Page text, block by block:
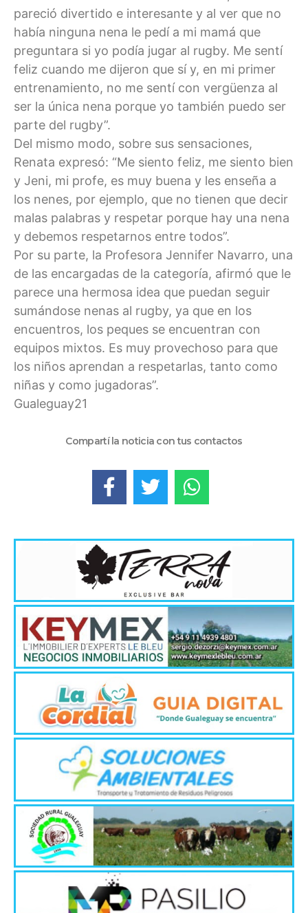
pareció divertido e interesante y al ver que no
había ninguna nena le pedí a mi mamá que
preguntara si yo podía jugar al rugby. Me sentí
feliz cuando me dijeron que sí y, en mi primer
entrenamiento, no me sentí con vergüenza al
ser la única nena porque yo también puedo ser
parte del rugby”.
Del mismo modo, sobre sus sensaciones,
Renata expresó: “Me siento feliz, me siento bien
y Jeni, mi profe, es muy buena y les enseña a
los nenes, por ejemplo, que no tienen que decir
malas palabras y respetar porque hay una nena
y debemos respetarnos entre todos”.
Por su parte, la Profesora Jennifer Navarro, una
de las encargadas de la categoría, afirmó que le
parece una hermosa idea que puedan seguir
sumándose nenas al rugby, ya que en los
encuentros, los peques se encuentran con
equipos mixtos. Es muy provechoso para que
los niños aprendan a respetarlas, tanto como
niñas y como jugadoras”.
Gualeguay21
Compartí la noticia con tus contactos